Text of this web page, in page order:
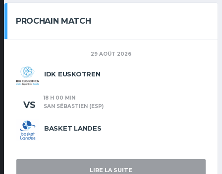
PROCHAIN MATCH
29 AOÛT 2026
IDK EUSKOTREN
BASKET LANDES
VS
18 H 00 MIN
SAN SÉBASTIEN (ESP)
LIRE LA SUITE